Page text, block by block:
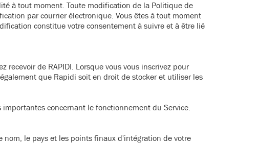
à tout moment. Toute modification de la Politique de
par courrier électronique. Vous êtes à tout moment
constitue votre consentement à suivre et à être lié
de RAPIDI. Lorsque vous vous inscrivez pour
que Rapidi soit en droit de stocker et utiliser les
concernant le fonctionnement du Service.
nom, le pays et les points finaux d'intégration de votre